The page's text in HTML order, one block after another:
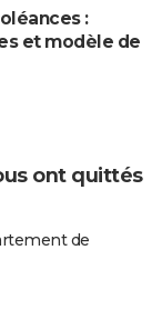
:
et modèle de
ont quittés
de